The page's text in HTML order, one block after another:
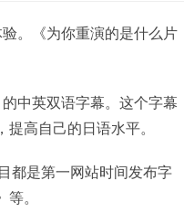
。《为你重演的是什么片
中英双语字幕。这个字幕
高自己的日语水平。
都是第一网站时间发布字
。